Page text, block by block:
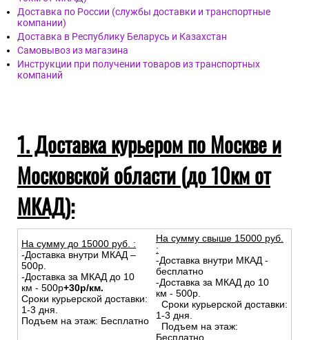
Доставка по России (службы доставки и транспортные
компании)
Доставка в Республику Беларусь и Казахстан
Самовывоз из магазина
Инструкции при получении товаров из транспортных
компаний
1. Доставка курьером по Москве и
Московской области (до 10км от
МКАД):
На сумму до 15000 руб. :
-Доставка внутри МКАД –
500р.
-Доставка за МКАД до 10
км - 500р+30р/км.
Сроки курьерской доставки:
1-3 дня.
Подъем на этаж: Бесплатно
На сумму свыше 15000 руб.
:
-Доставка внутри МКАД -
бесплатно
-Доставка за МКАД до 10
км - 500р.
Сроки курьерской доставки:
1-3 дня.
Подъем на этаж:
Бесплатно